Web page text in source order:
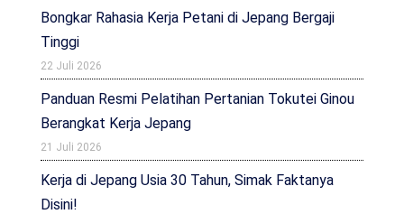
Bongkar Rahasia Kerja Petani di Jepang Bergaji
Tinggi
22 Juli 2026
Panduan Resmi Pelatihan Pertanian Tokutei Ginou
Berangkat Kerja Jepang
21 Juli 2026
Kerja di Jepang Usia 30 Tahun, Simak Faktanya
Disini!